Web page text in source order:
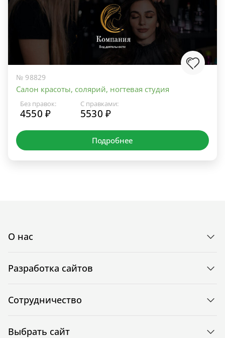
№ 98829
Салон красоты, солярий, ногтевая студия
Без правок:
4550 ₽
С правками:
5530 ₽
Подробнее
О нас
Разработка сайтов
Сотрудничество
Выбрать сайт